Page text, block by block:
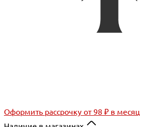
Оформить рассрочку от 98 ₽ в месяц